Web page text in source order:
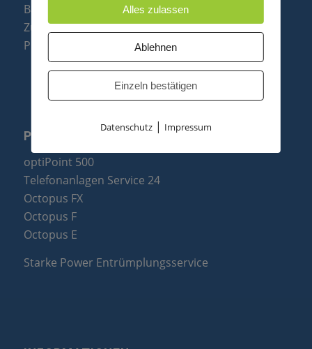
Baugruppen
Zubehör & Ersatzteile
Produktzusammenfassung
PARTNER
optiPoint 500
Telefonanlagen Service 24
Octopus FX
Octopus F
Octopus E
Starke Power Entrümplungsservice
Alles zulassen
Ablehnen
Einzeln bestätigen
Datenschutz| Impressum